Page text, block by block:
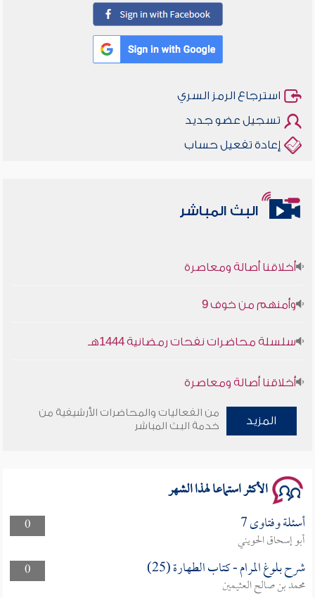
استرجاع الرمز السري
تسجيل عضو جديد
إعادة تفعيل حساب
البث المباشر
أخلاقنا أصالة ومعاصرة
وأمنهم من خوف 9
سلسلة محاضرات نفحات رمضانية 1444هـ
أخلاقنا أصالة ومعاصرة
وأمنهم من خوف 9
المزيد
من الفعاليات والمحاضرات الأرشيفية من
خدمة البث المباشر
الأكثر استماعا لهذا الشهر
0 أسئلة وفتاوى 7
أبو إسحاق الحويني
0
شرح بلوغ المرام - كتاب الطهارة (25)
محمد بن صالح العثيمين